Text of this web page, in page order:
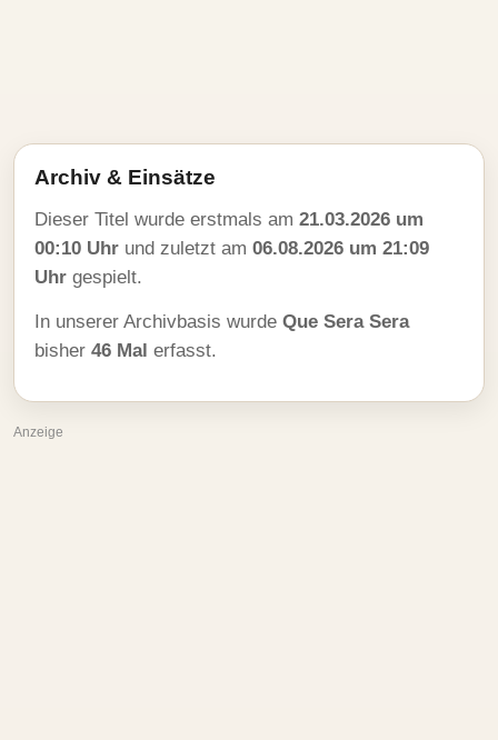
Archiv & Einsätze
Dieser Titel wurde erstmals am 21.03.2026 um
00:10 Uhr und zuletzt am 06.08.2026 um 21:09
Uhr gespielt.
In unserer Archivbasis wurde Que Sera Sera
bisher 46 Mal erfasst.
Anzeige